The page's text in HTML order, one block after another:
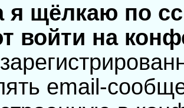
я щёлкаю по
войти на
email-